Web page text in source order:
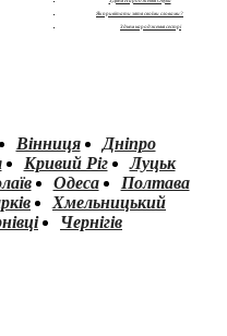
Як привітати зятя своїми словами?
З днем народження сестрі
Вінниця
Дніпро
Кривий Ріг
Луцьк
Одеса
Полтава
Хмельницький
Чернігів